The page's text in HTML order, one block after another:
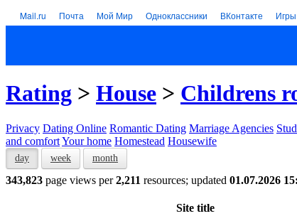
Mail.ru Почта Мой Мир Одноклассники ВКонтакте Игры
Rating > House > Childrens
Privacy Dating Online Romantic Dating Marriage Agencies
and comfortYour home Homestead Housewife
day week month
343,823 page views per2,211 resources; updated 01.07.2026
Site title